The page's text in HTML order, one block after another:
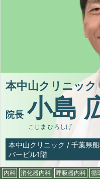
本中山クリニック
院長 小島
こじま ひろしげ
本中山クリニック / 千葉県
バービル1階
内科 消化器内科 呼吸器内科 循